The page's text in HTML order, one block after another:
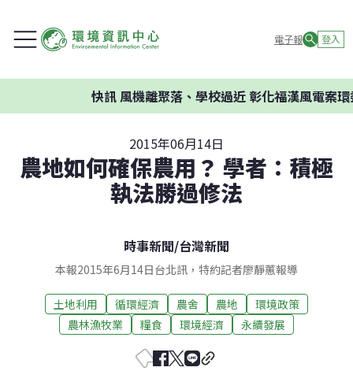
電子報 登入
風機離聚落、學校過近 彰化福漢風電案環委建
2015年06月14日
農地如何確保農用？ 學者：積極
執法勝過修法
時事新聞/台灣新聞
本報2015年6月14日台北訊，特約記者廖靜蕙報導
土地利用 循環經濟 農舍 農地
環境政策
農林漁牧業
糧食 環境經濟 永續發展